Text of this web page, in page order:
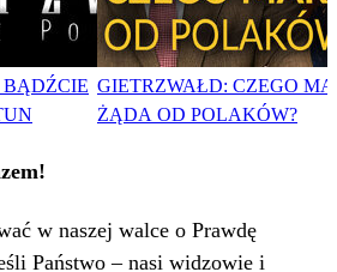
GIETRZWAŁD: CZEGO
ŻĄDA OD POLAKÓW?
w naszej walce o Prawdę
Państwo – nasi widzowie i